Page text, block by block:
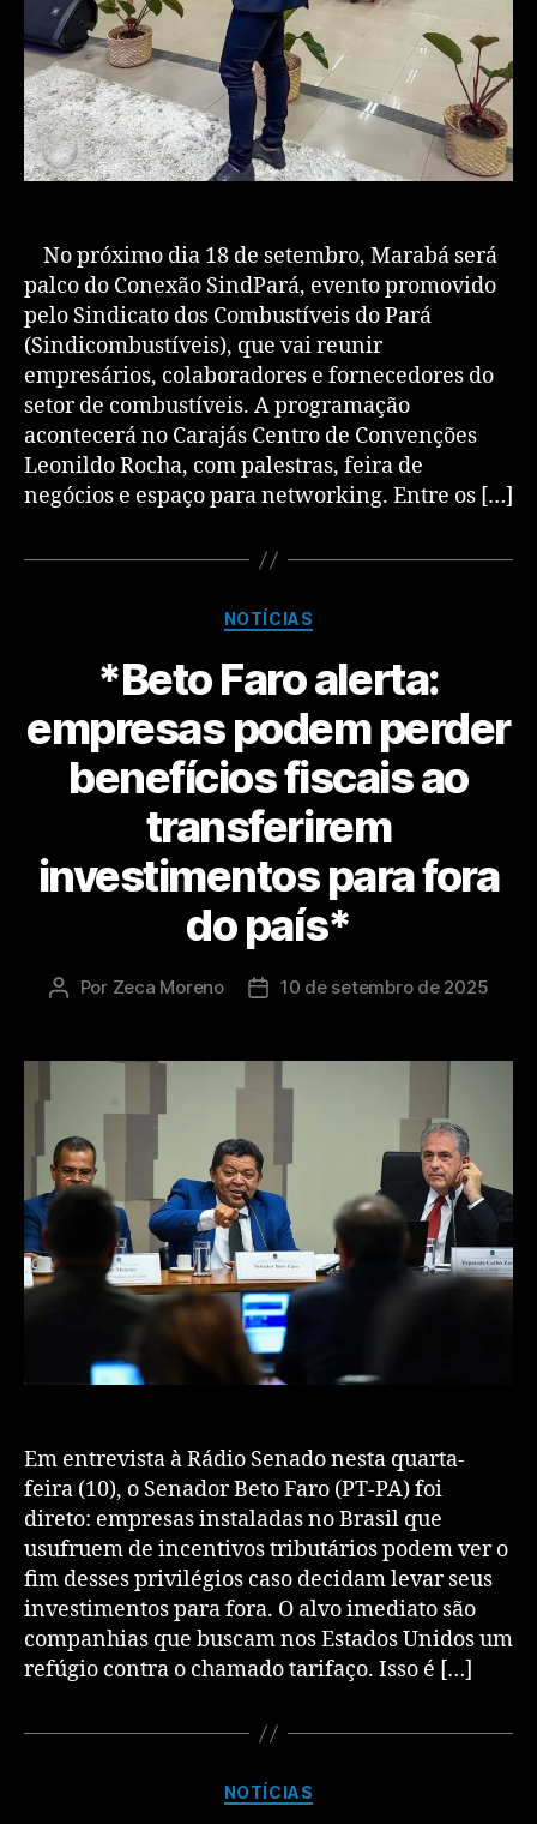
No próximo dia 18 de setembro, Marabá será
palco do Conexão SindPará, evento promovido
pelo Sindicato dos Combustíveis do Pará
(Sindicombustíveis), que vai reunir
empresários, colaboradores e fornecedores do
setor de combustíveis. A programação
acontecerá no Carajás Centro de Convenções
Leonildo Rocha, com palestras, feira de
negócios e espaço para networking. Entre os […]
NOTÍCIAS
*Beto Faro alerta:
empresas podem perder
benefícios fiscais ao
transferirem
investimentos para fora
do país*
Por Zeca Moreno 10 de setembro de 2025
Em entrevista à Rádio Senado nesta quarta-
feira (10), o Senador Beto Faro (PT-PA) foi
direto: empresas instaladas no Brasil que
usufruem de incentivos tributários podem ver o
fim desses privilégios caso decidam levar seus
investimentos para fora. O alvo imediato são
companhias que buscam nos Estados Unidos um
refúgio contra o chamado tarifaço. Isso é […]
NOTÍCIAS